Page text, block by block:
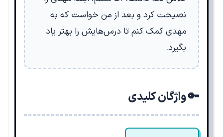
نصیحت کرد و بعد از من خواست که به
مهدی کمک کنم تا درس‌هایش را بهتر یاد
بگیرد.
🔑 واژگان کلیدی